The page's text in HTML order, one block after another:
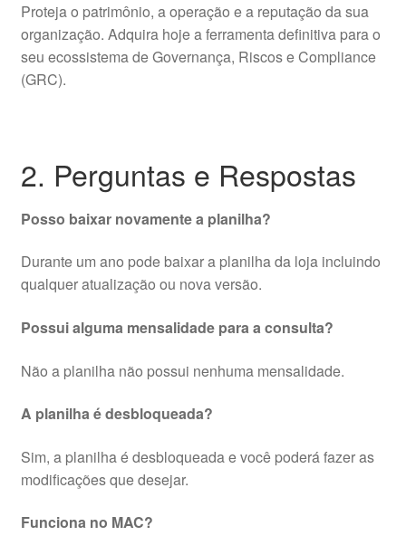
Proteja o patrimônio, a operação e a reputação da sua
organização. Adquira hoje a ferramenta definitiva para o
seu ecossistema de Governança, Riscos e Compliance
(GRC).
2. Perguntas e Respostas
Posso baixar novamente a planilha?
Durante um ano pode baixar a planilha da loja incluindo
qualquer atualização ou nova versão.
Possui alguma mensalidade para a consulta?
Não a planilha não possui nenhuma mensalidade.
A planilha é desbloqueada?
Sim, a planilha é desbloqueada e você poderá fazer as
modificações que desejar.
Funciona no MAC?